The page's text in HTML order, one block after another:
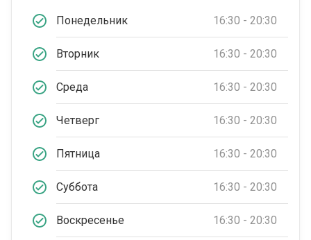
Понедельник 16:30 - 20:30
Вторник 16:30 - 20:30
Среда 16:30 - 20:30
Четверг 16:30 - 20:30
Пятница 16:30 - 20:30
Суббота 16:30 - 20:30
Воскресенье 16:30 - 20:30